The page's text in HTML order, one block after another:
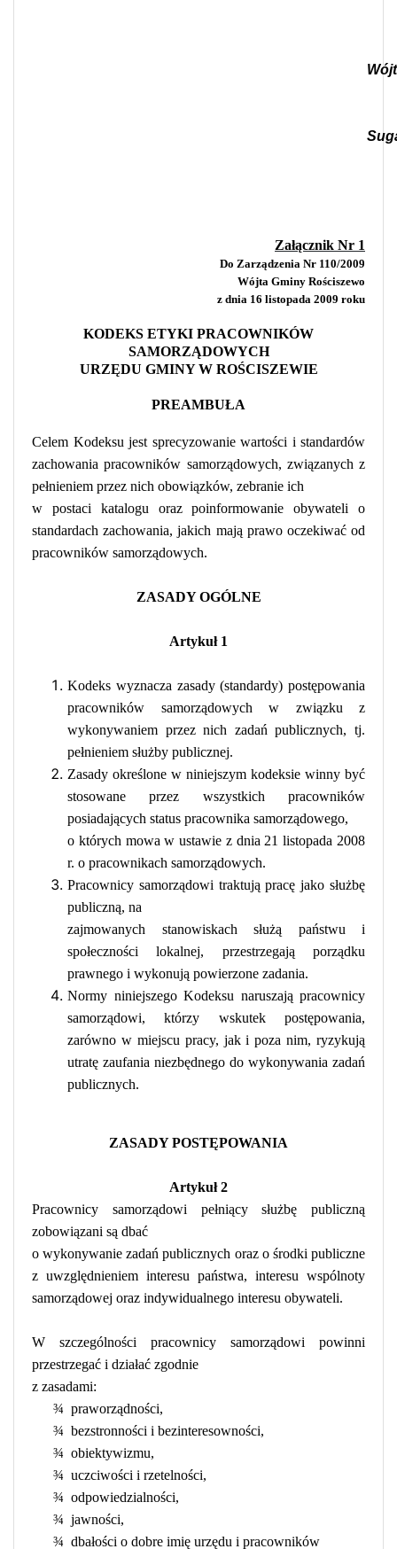
Wójt
Załącznik Nr 1
Do Zarządzenia Nr 110/2009
Wójta Gminy Rościszewo
z dnia 16 listopada 2009 roku
KODEKS ETYKI PRACOWNIKÓW
SAMORZĄDOWYCH
URZĘDU GMINY W ROŚCISZEWIE
PREAMBUŁA
Celem Kodeksu jest sprecyzowanie wartości i standardów
zachowania pracowników samorządowych, związanych z
pełnieniem przez nich obowiązków, zebranie ich
w postaci katalogu oraz poinformowanie obywateli o
standardach zachowania, jakich mają prawo oczekiwać od
pracowników samorządowych.
ZASADY OGÓLNE
Artykuł 1
Kodeks wyznacza zasady (standardy) postępowania
pracowników samorządowych w związku z
wykonywaniem przez nich zadań publicznych, tj.
pełnieniem służby publicznej.
Zasady określone w niniejszym kodeksie winny być
stosowane przez wszys­tkich pracowników
posiadających status pracownika samorządowego,
o których mowa w ustawie z dnia 21 listopada 2008
r. o pracownikach samorządowych.
Pracownicy samorządowi traktują pracę jako służbę
publiczną, na
zajmowanych stanowiskach służą państwu i
społeczności lokalnej, przestrzegają porządku
prawnego i wykonują powierzone zadania.
Normy niniejszego Kodeksu naruszają pracownicy
samorządowi, którzy wskutek postępowania,
zarówno w miejscu pracy, jak i poza nim, ryzykują
utratę zaufania niezbędnego do wykonywania zadań
publicznych.
ZASADY POSTĘPOWANIA
Artykuł2
Pracownicy samorządowi pełniący służbę publiczną
zobowiązani są dbać
o wykonywanie zadań publicznych oraz o środki publiczne
z uwzględnieniem interesu państwa, interesu wspólnoty
samorządowej oraz indywidualnego interesu obywateli.
W szczególności pracownicy samorządowi powinni
przestrzegać i działać zgodnie
z zasadami:
¾ praworządności,
¾ bezstronności i bezinteresowności,
¾ obiektywizmu,
¾ uczciwości i rzetelności,
¾ odpowiedzialności,
¾ jawności,
¾ dbałości o dobre imię urzędu i pracowników